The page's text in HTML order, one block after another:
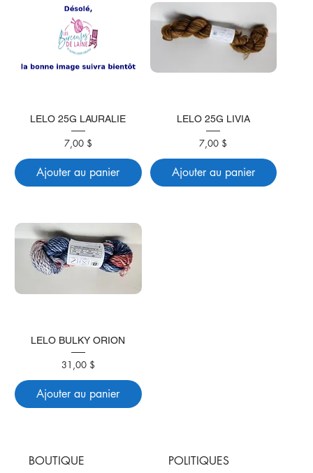
LELO 25G LAURALIE
Prix
7,00 $
Ajouter au panier
LELO 25G LIVIA
Prix
7,00 $
Ajouter au panier
LELO BULKY ORION
Prix
31,00 $
Ajouter au panier
BOUTIQUE POLITIQUES